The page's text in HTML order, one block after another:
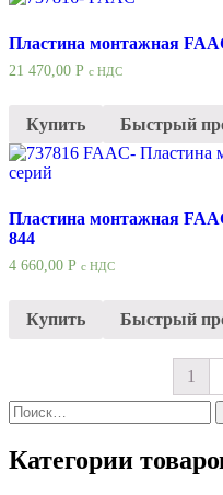
Пластина монтажная
21 470,00 Р с НДС
Купить Быстрый
Пластина монтажная
844
4 660,00 Р с НДС
Купить Быстрый
1
Найти:
Категории